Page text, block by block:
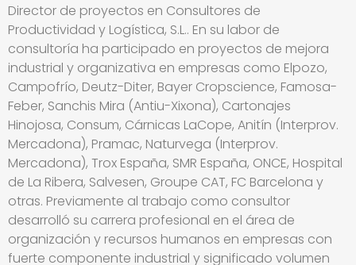
Director de proyectos en Consultores de
Productividad y Logística, S.L.. En su labor de
consultoría ha participado en proyectos de mejora
industrial y organizativa en empresas como Elpozo,
Campofrío, Deutz-Diter, Bayer Cropscience, Famosa-
Feber, Sanchis Mira (Antiu-Xixona), Cartonajes
Hinojosa, Consum, Cárnicas LaCope, Anitín (Interprov.
Mercadona), Pramac, Naturvega (Interprov.
Mercadona), Trox España, SMR España, ONCE, Hospital
de La Ribera, Salvesen, Groupe CAT, FC Barcelona y
otras. Previamente al trabajo como consultor
desarrolló su carrera profesional en el área de
organización y recursos humanos en empresas con
fuerte componente industrial y significado volumen